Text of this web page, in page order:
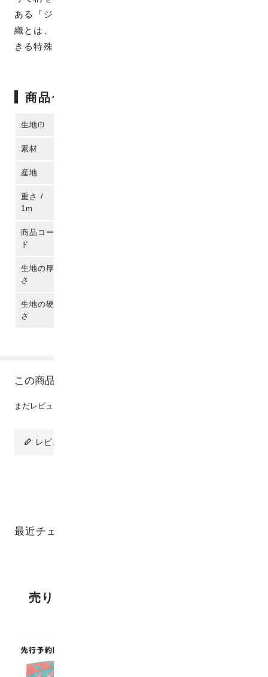
ある『ジャカード織』で織られています。 ジャカード
織とは、タテの糸とヨコの糸だけで複雑な柄も表現で
きる特殊な織り方で、高級な織物です。
商品仕様
生地巾
素材
産地
重さ /
1m
商品コー
ド
生地の厚
さ
生地の硬
さ
この商品のレビュー
まだレビューは投稿されていません。
レビューを投稿
最近チェックした商品
売り上げランキング